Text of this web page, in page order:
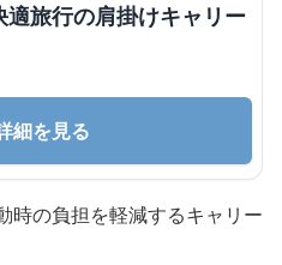
旅行の肩掛けキャリー
細を見る
時の負担を軽減するキャリー